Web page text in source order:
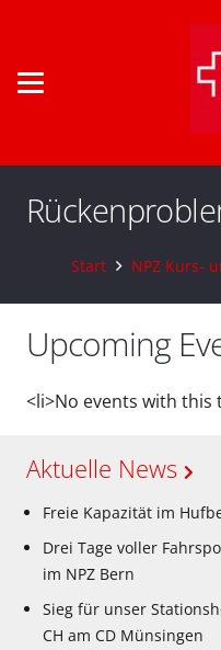
Start NPZ Kurs-
Upcoming
<li>No events with this
Aktuelle News
Freie Kapazität im
Drei Tage voller
im NPZ Bern
Sieg für unser
CH am CD Münsingen